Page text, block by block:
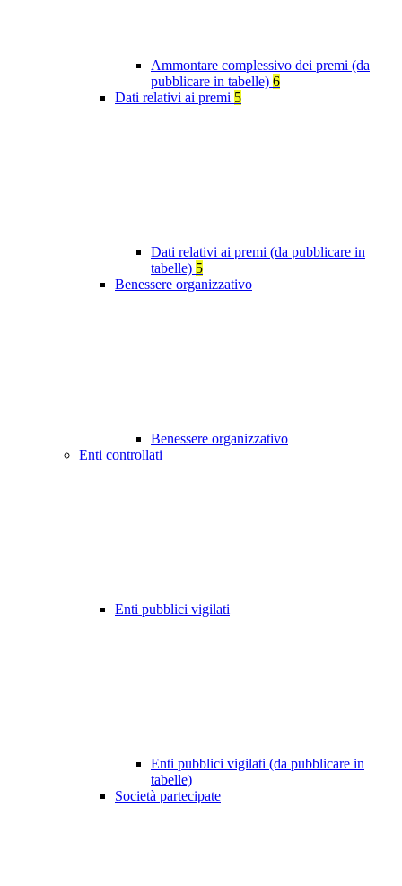
Ammontare complessivo dei premi (da
pubblicare in tabelle) 6
Dati relativi ai premi 5
Dati relativi ai premi (da pubblicare in
tabelle) 5
Benessere organizzativo
Benessere organizzativo
Enti controllati
Enti pubblici vigilati
Enti pubblici vigilati (da pubblicare in
tabelle)
Società partecipate